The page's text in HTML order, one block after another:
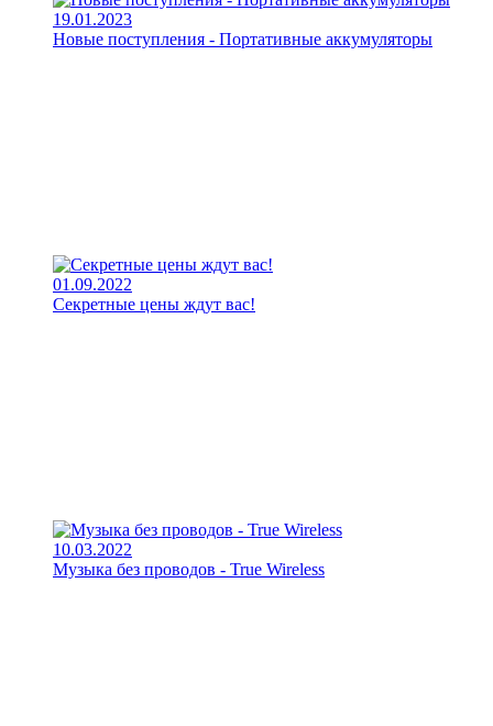
19.01.2023
Новые поступления - Портативные аккумуляторы
01.09.2022
Секретные цены ждут вас!
10.03.2022
Музыка без проводов - True Wireless